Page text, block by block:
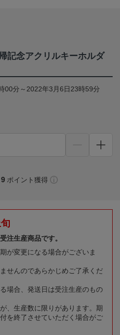
記念アクリルキーホルダ
00分～2022年3月6日23時59分
9 ポイント獲得
注生産商品です。
が変更になる場合がございま
せんのであらかじめご了承くだ
場合、発送日は受注生産のもの
、生産数に限りがあります。期
を終了させていただく場合がご